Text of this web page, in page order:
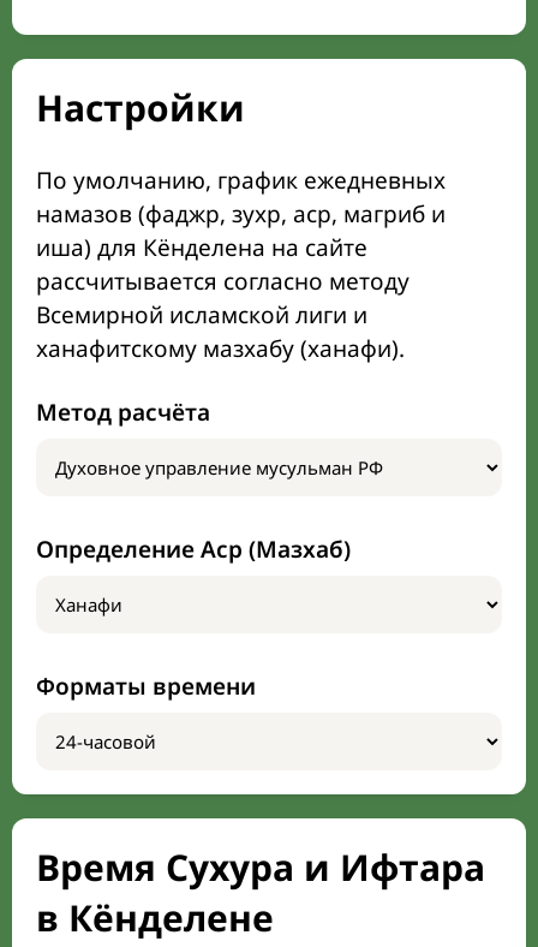
Настройки
По умолчанию, график ежедневных
намазов (фаджр, зухр, аср, магриб и
иша) для Кёнделена на сайте
рассчитывается согласно методу
Всемирной исламской лиги и
ханафитскому мазхабу (ханафи).
Метод расчёта
Определение Аср (Мазхаб)
Форматы времени
Время Сухура и Ифтара
в Кёнделене